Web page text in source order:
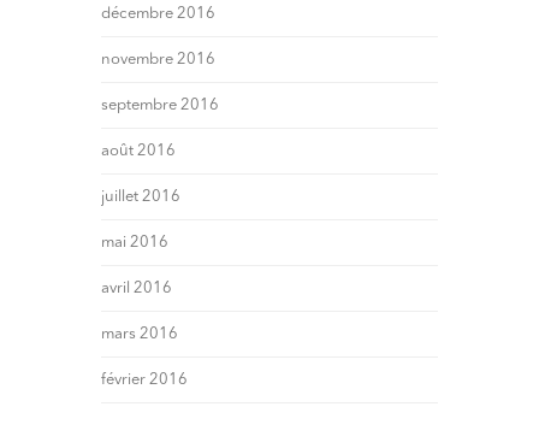
décembre 2016
novembre 2016
septembre 2016
août 2016
juillet 2016
mai 2016
avril 2016
mars 2016
février 2016